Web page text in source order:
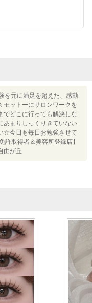
を元に満足を超えた、感動
モットーにサロンワークを
でどこに行っても解決しな
あまりしっくりきていない
☆今日も毎日お勉強させて
許取得者＆美容所登録店】
由が丘